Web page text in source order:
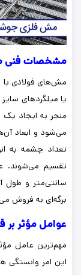
مشخصات فنی
مش‌های فولادی با
منجر به ایجاد
برگه‌ای به فروش
عوامل مؤثر
مهم‌ترین عامل
این امر وابستگی